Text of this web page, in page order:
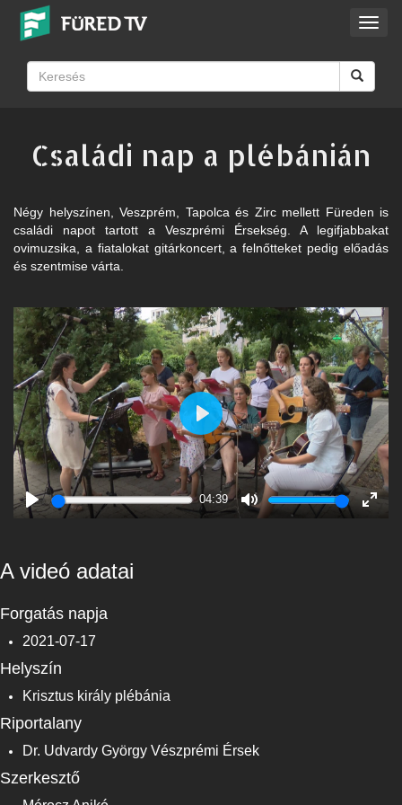
Családi nap a plébánián
Négy helyszínen, Veszprém, Tapolca és Zirc mellett Füreden is
családi napot tartott a Veszprémi Érsekség. A legifjabbakat
ovimuzsika, a fiatalokat gitárkoncert, a felnőtteket pedig előadás
és szentmise várta.
Play
04:39
Mute
Play
A videó adatai
Forgatás napja
2021-07-17
Helyszín
Krisztus király plébánia
Riportalany
Dr. Udvardy György Vészprémi Érsek
Szerkesztő